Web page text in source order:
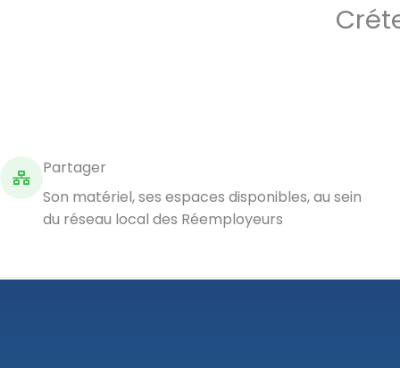
Partager
Son matériel, ses espaces disponibles, au sein
du réseau local des Réemployeurs